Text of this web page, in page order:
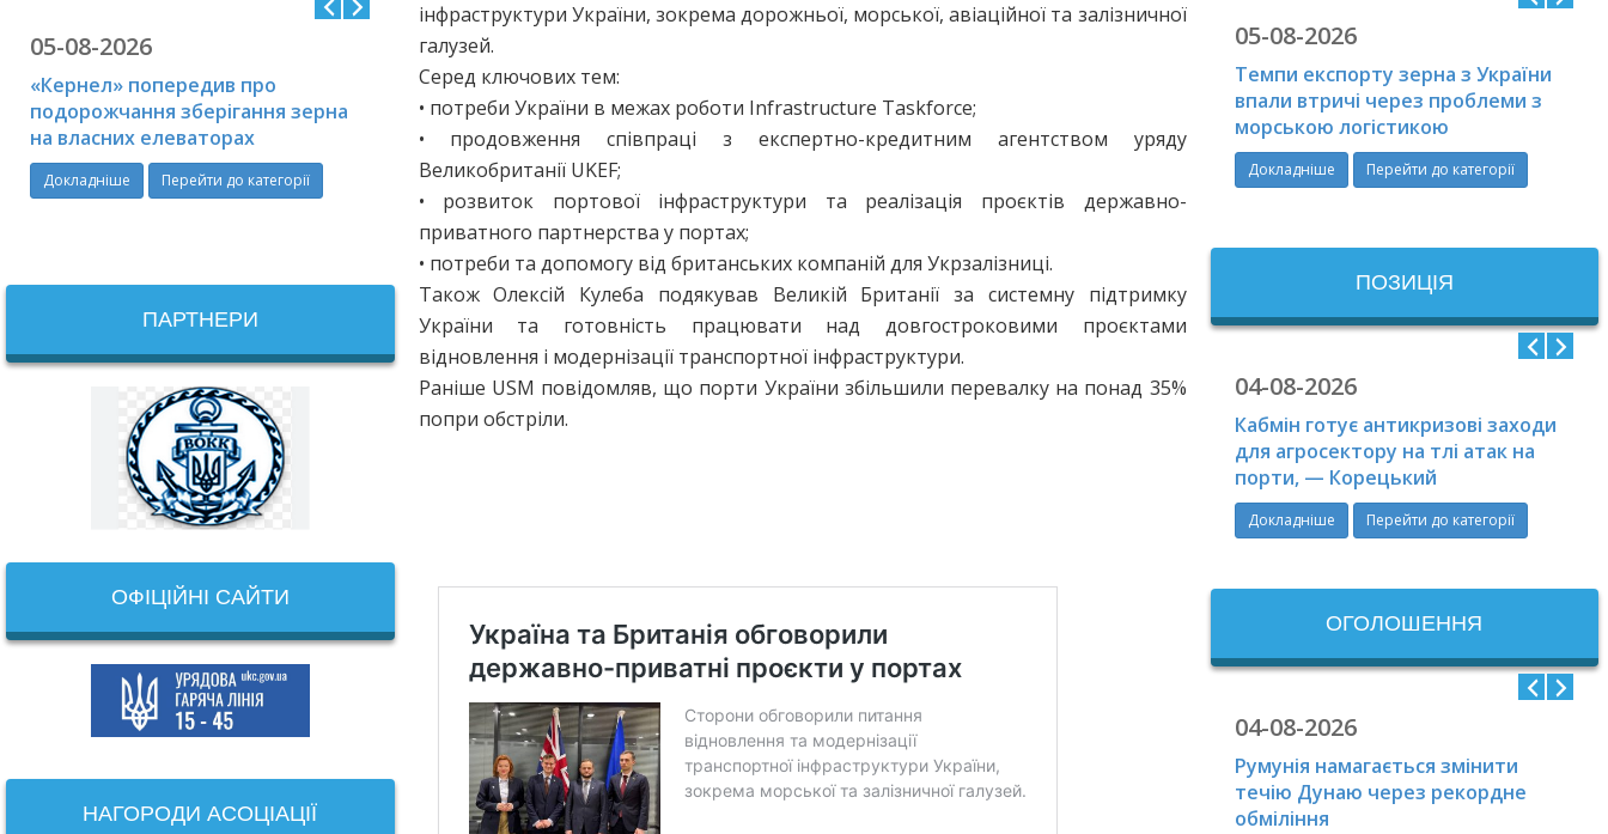
05-08-2026
«Кернел» попередив про
подорожчання зберігання зерна
на власних елеваторах
Докладніше Перейти до категорії
04-08-2026
Росія атакувала транспортну
інфраструктуру Одещини та
цивільні судна
Докладніше
Перейти до категорії
Перейти до категорії
судноплавства домовилися
спростити оформлення
Докладніше Перейти до категорії
30-07-2026
Більшість ударів РФ по портовій
інфраструктурі Одеси у червні-
липні завдали «Бандеролями»
Перейти до категорії
акваторії
Докладніше
ПАРТНЕРИ
ОФІЦІЙНІ САЙТИ
НАГОРОДИ АСОЦІАЦІЇ
інфраструктури України, зокрема дорожньої, морської, авіаційної та залізничної
галузей.
Серед ключових тем:
• потреби України в межах роботи Infrastructure Taskforce;
• продовження співпраці з експертно-кредитним агентством уряду
Великобританії UKEF;
• розвиток портової інфраструктури та реалізація проєктів державно-
приватного партнерства у портах;
• потреби та допомогу від британських компаній для Укрзалізниці.
Також Олексій Кулеба подякував Великій Британії за системну підтримку
України та готовність працювати над довгостроковими проєктами
відновлення і модернізації транспортної інфраструктури.
Раніше USM повідомляв, що порти України збільшили перевалку на понад 35%
попри обстріли.
05-08-2026
Темпи експорту зерна з України
впали втричі через проблеми з
морською логістикою
Докладніше Перейти до категорії
ПОЗИЦІЯ
04-08-2026
Кабмін готує антикризові заходи
для агросектору на тлі атак на
порти, — Корецький
Докладніше Перейти до категорії
ОГОЛОШЕННЯ
04-08-2026
Румунія намагається змінити
течію Дунаю через рекордне
обміління